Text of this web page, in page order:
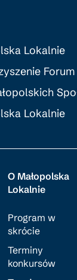
Lokalnie
Lokalnie
O Małopolska
Lokalnie
Program w
skrócie
Terminy
konkursów